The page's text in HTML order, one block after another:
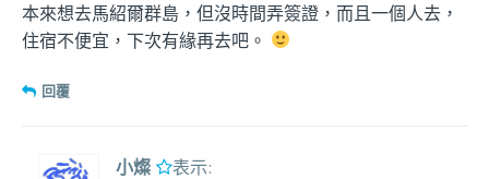
本來想去馬紹爾群島，但沒時間弄簽證，而且一個人去，
住宿不便宜，下次有緣再去吧。
回覆
小燦 表示: